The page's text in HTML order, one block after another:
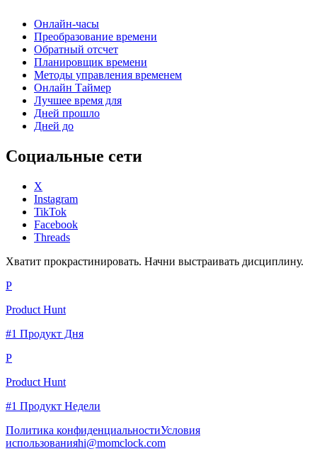
Онлайн-часы
Преобразование времени
Обратный отсчет
Планировщик времени
Методы управления временем
Онлайн Таймер
Лучшее время для
Дней прошло
Дней до
Социальные сети
X
Instagram
TikTok
Facebook
Threads
Хватит прокрастинировать. Начни выстраивать дисциплину.
P
Product Hunt
#1 Продукт Дня
P
Product Hunt
#1 Продукт Недели
Политика конфиденциальностиУсловия
использованияhi@momclock.com